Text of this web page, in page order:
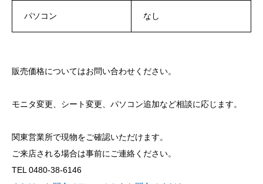
パソコン なし
販売価格についてはお問い合わせください。
モニタ変更、シート変更、パソコン追加など相談に応じます。
関東営業所で現物をご確認いただけます。
ご来店される場合は事前にご連絡ください。
TEL 0480-38-6146